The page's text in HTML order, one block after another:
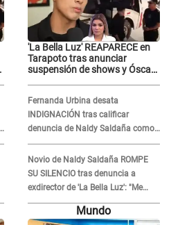
'La Bella Luz' REAPARECE en
Tarapoto tras anunciar
suspensión de shows y Óscar
Fernanda Urbina desata
INDIGNACIÓN tras calificar
denuncia de Naldy Saldaña como
'acto bochornoso': "No es justo
atacar a otra mujer"
Novio de Naldy Saldaña ROMPE
SU SILENCIO tras denuncia a
exdirector de 'La Bella Luz': "Me
basta con que ella esté bien"
Mundo